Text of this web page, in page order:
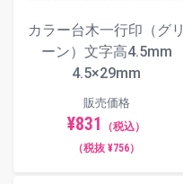
カラー台木一行印（グリ
ーン）文字高4.5mm
4.5×29mm
販売価格
¥831
（税込）
（税抜 ¥756）